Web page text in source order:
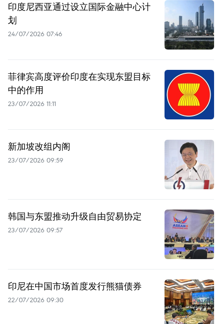
印度尼西亚通过设立国际金融中心计
划
24/07/2026 07:46
菲律宾高度评价印度在实现东盟目标
中的作用
23/07/2026 11:11
新加坡改组内阁
23/07/2026 09:59
韩国与东盟推动升级自由贸易协定
23/07/2026 09:57
印尼在中国市场首度发行熊猫债券
22/07/2026 09:30